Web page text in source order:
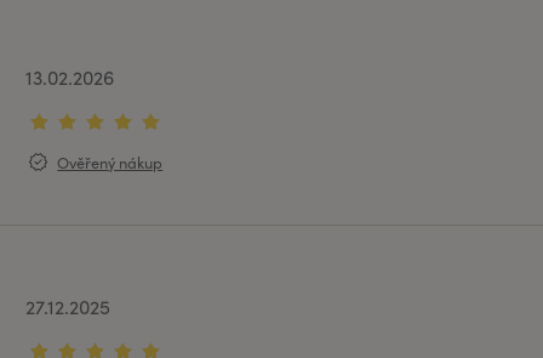
13.02.2026
Ověřený nákup
27.12.2025